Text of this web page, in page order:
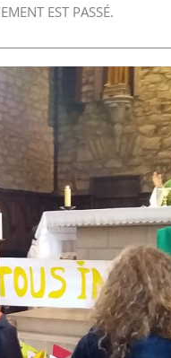
EST PASSÉ.